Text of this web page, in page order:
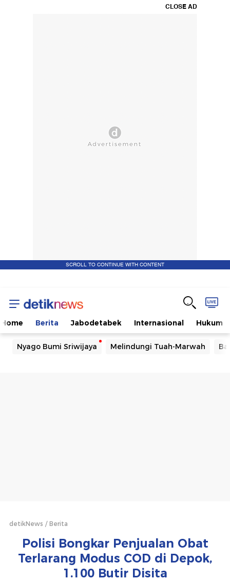
CLOSE AD
SCROLL TO CONTINUE WITH CONTENT
Home Berita Jabodetabek Internasional Hukum
Nyago Bumi Sriwijaya Melindungi Tuah-Marwah
detikNews Berita
Polisi Bongkar Penjualan Obat
Terlarang Modus COD di Depok,
1.100 Butir Disita